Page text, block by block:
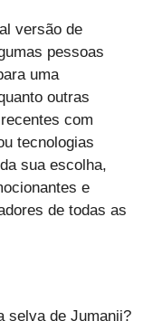
versão de
pessoas
uma
outras
com
tecnologias
sua escolha,
e
de todas as
selva de Jumanji?